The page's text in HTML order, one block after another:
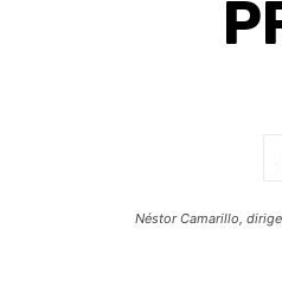
Néstor Camarillo,